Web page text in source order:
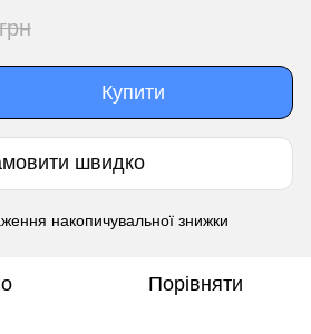
Купити
швидко
накопичувальної знижки
Порівняти